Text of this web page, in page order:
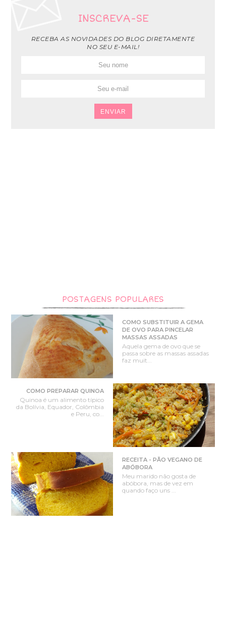
INSCREVA-SE
RECEBA AS NOVIDADES DO BLOG DIRETAMENTE
NO SEU E-MAIL!
POSTAGENS POPULARES
COMO SUBSTITUIR A GEMA
DE OVO PARA PINCELAR
MASSAS ASSADAS
Aquela gema de ovo que se
passa sobre as massas assadas
faz muit...
COMO PREPARAR QUINOA
Quinoa é um alimento típico
da Bolívia, Equador, Colômbia
e Peru, co...
RECEITA - PÃO VEGANO DE
ABÓBORA
Meu marido não gosta de
abóbora, mas de vez em
quando faço uns ...